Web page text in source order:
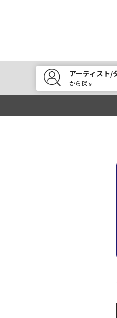
アーティスト/
から探す